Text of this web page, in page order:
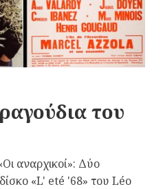
του
αναρχικοί»: Δύο
«L' eté '68» του Léo